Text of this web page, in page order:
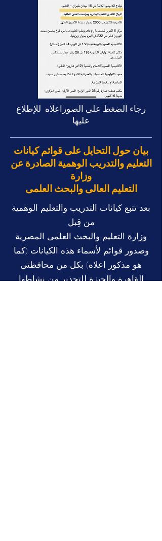
رجاء الضغط على الصوراعلاه للإطلاع
عليها
بيان حول التحايل على قوائم كيانات
التعليم والتدريب الوهمية الصادرة عن
وزارة
التعليم العالى والبحث العلمى
بعد تتبع كيانات التدريب والتعليم الوهمية
من قِبل
وزارة التعليم والبحث العلمى المصرية
وصدور قوائم لأسماء هذه الكيانات (كما
هو مذكور اعلاه) بكل من محافظتى
القاهرة والجيزة للتحذير من نشاطها